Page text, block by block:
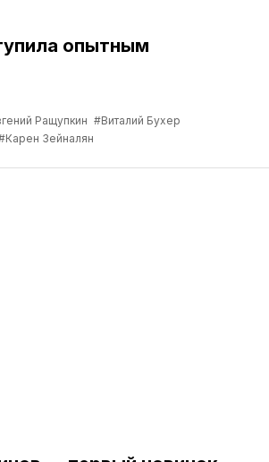
опытным
Ращупкин #Виталий Бухер
Зейналян